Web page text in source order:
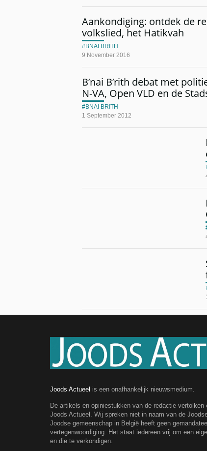
Aankondiging: ontdek de
volkslied, het Hatikvah
9 November 2016
BNAI BRITH
B’nai B’rith debat met
N-VA, Open VLD en de
1 September 2012
BNAI BRITH
Joods Actueel is een onafhankelijk nieuwsmedium.
De artikels en opiniestukken van de redactie vertolken
Joods Actueel. Wij spreken niet in naam van de
Joodse gemeenschap in België heeft geen
vertegenwoordiging. Het staat iedereen vrij om een
en die te verkondigen.